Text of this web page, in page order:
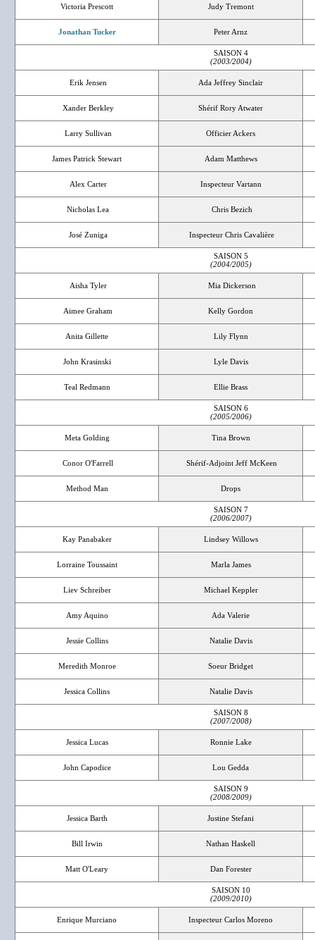
Victoria Prescott Judy Tremont
Jonathan Tucker Peter Arnz
SAISON 4
(2003/2004)
Erik Jensen Ada Jeffrey Sinclair
Xander Berkley Shérif Rory Atwater
Larry Sullivan Officier Ackers
James Patrick Stewart Adam Matthews
Alex Carter Inspecteur Vartann
Nicholas Lea Chris Bezich
José Zuniga Inspecteur Chris Cavalière
SAISON 5
(2004/2005)
Aisha Tyler Mia Dickerson
Aimee Graham Kelly Gordon
Anita Gillette Lily Flynn
John Krasinski Lyle Davis
Teal Redmann Ellie Brass
SAISON 6
(2005/2006)
Meta Golding Tina Brown
Conor O'Farrell Shérif-Adjoint Jeff McKeen
Method Man Drops
SAISON 7
(2006/2007)
Kay Panabaker Lindsey Willows
Lorraine Toussaint Marla James
Liev Schreiber Michael Keppler
Amy Aquino Ada Valerie
Jessie Collins Natalie Davis
Meredith Monroe Soeur Bridget
Jessica Collins Natalie Davis
SAISON 8
(2007/2008)
Jessica Lucas Ronnie Lake
John Capodice Lou Gedda
SAISON 9
(2008/2009)
Jessica Barth Justine Stefani
Bill Irwin Nathan Haskell
Matt O'Leary Dan Forester
SAISON 10
(2009/2010)
Enrique Murciano Inspecteur Carlos Moreno